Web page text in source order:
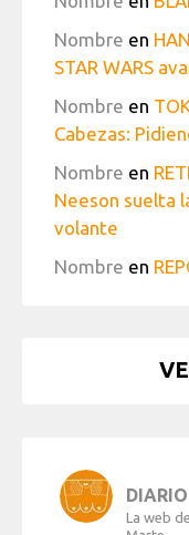
Nombre en
STAR WARS
Nombre en
Cabezas:
Nombre en
Neeson suelta
volante
Nombre en
La web